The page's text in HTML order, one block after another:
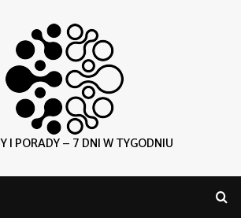
I PORADY – 7 DNI W TYGODNIU